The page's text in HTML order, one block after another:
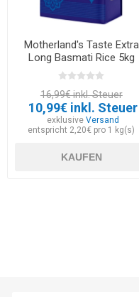
Motherland's Taste Extra
Long Basmati Rice 5kg
16,99€ inkl. Steuer
10,99€ inkl. Steuer
exklusiveVersand
entspricht 2,20€ pro 1 kg(s)
KAUFEN